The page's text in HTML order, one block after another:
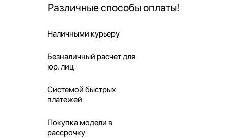
Различные способы оплаты!
Наличными курьеру
Безналичный расчет для
юр. лиц
Системой быстрых
платежей
Покупка модели в
рассрочку